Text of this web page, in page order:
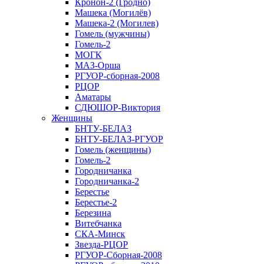
Кронон-2 (Гродно)
Машека (Могилёв)
Машека-2 (Могилев)
Гомель (мужчины)
Гомель-2
МОГК
МАЗ-Орша
РГУОР-сборная-2008
РЦОР
Аматары
СДЮШОР-Виктория
Женщины
БНТУ-БЕЛАЗ
БНТУ-БЕЛАЗ-РГУОР
Гомель (женщины)
Гомель-2
Городничанка
Городничанка-2
Берестье
Берестье-2
Березина
Витебчанка
СКА-Минск
Звезда-РЦОР
РГУОР-Сборная-2008